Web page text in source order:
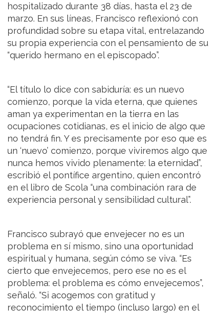
hospitalizado durante 38 días, hasta el 23 de
marzo. En sus líneas, Francisco reflexionó con
profundidad sobre su etapa vital, entrelazando
su propia experiencia con el pensamiento de su
“querido hermano en el episcopado”.
“El título lo dice con sabiduría: es un nuevo
comienzo, porque la vida eterna, que quienes
aman ya experimentan en la tierra en las
ocupaciones cotidianas, es el inicio de algo que
no tendrá fin. Y es precisamente por eso que es
un ‘nuevo’ comienzo, porque viviremos algo que
nunca hemos vivido plenamente: la eternidad”,
escribió el pontífice argentino, quien encontró
en el libro de Scola “una combinación rara de
experiencia personal y sensibilidad cultural”.
Francisco subrayó que envejecer no es un
problema en sí mismo, sino una oportunidad
espiritual y humana, según cómo se viva. “Es
cierto que envejecemos, pero ese no es el
problema: el problema es cómo envejecemos”,
señaló. “Si acogemos con gratitud y
reconocimiento el tiempo (incluso largo) en el